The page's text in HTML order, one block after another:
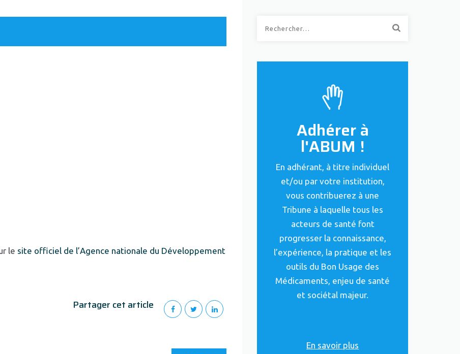
le site officiel de l’Agence nationale du Développement
Partager cet article
Adhérer à
l'ABUM !
En adhérant, à titre individuel
et/ou par votre institution,
vous contribuerez à une
Tribune à laquelle tous les
acteurs de santé font
progresser la connaissance,
l’expérience, la pratique et les
outils du Bon Usage des
Médicaments, enjeu de santé
et sociétal majeur.
En savoir plus